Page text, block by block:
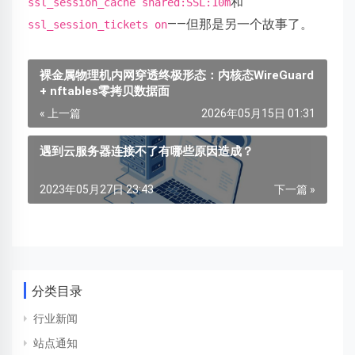
ssl_session_tickets on——但那是另一个故事了。
裸金属物理机内网穿透终极形态：内核态WireGuard
+ nftables零拷贝数据面
« 上一篇 2026年05月15日 01:31
遇到云服务器连接不了有哪些原因造成？
下一篇 »
2023年05月27日 23:43
分类目录
行业新闻
站点通知